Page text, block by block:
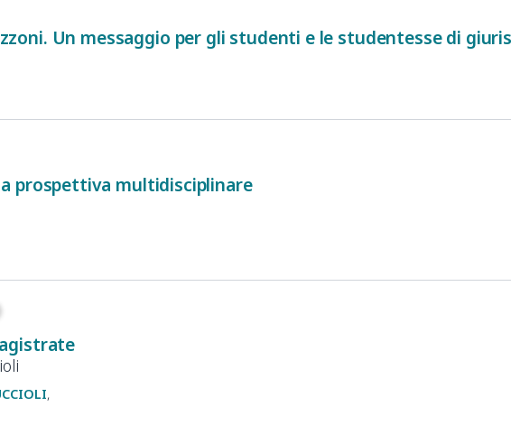
Un messaggio per gli studenti e le studentesse di
prospettiva multidisciplinare